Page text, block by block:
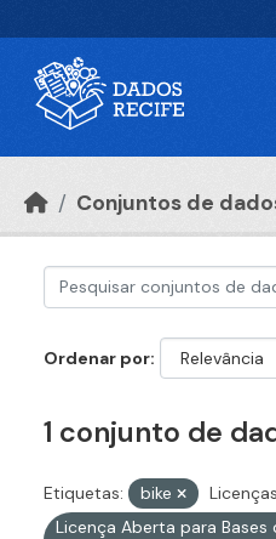
Conjuntos de
Ordenar por
1 conjunto de
Etiquetas: bike
Licença Aberta para Bases